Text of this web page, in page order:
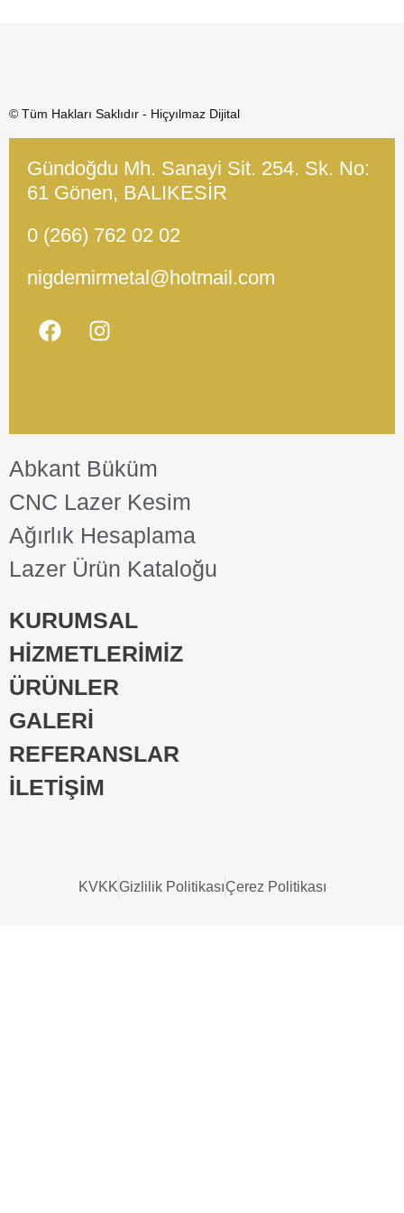
© Tüm Hakları Saklıdır - Hiçyılmaz Dijital
Gündoğdu Mh. Sanayi Sit. 254. Sk. No:
61 Gönen, BALIKESİR
0 (266) 762 02 02
nigdemirmetal@hotmail.com
Abkant Büküm
CNC Lazer Kesim
Ağırlık Hesaplama
Lazer Ürün Kataloğu
KURUMSAL
HİZMETLERİMİZ
ÜRÜNLER
GALERİ
REFERANSLAR
İLETİŞİM
KVKKGizlilik PolitikasıÇerez Politikası